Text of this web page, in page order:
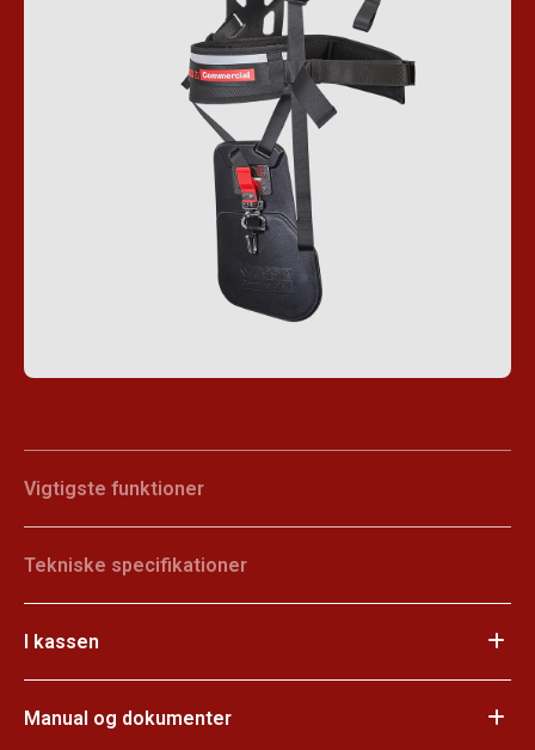
Vigtigste funktioner
Tekniske specifikationer
I kassen
Manual og dokumenter